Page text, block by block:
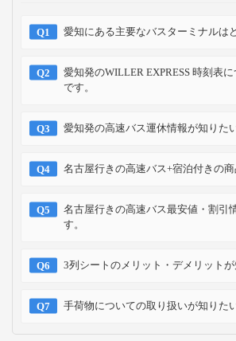
愛知にある主要なバスターミナルは
愛知発のWILLER EXPRESS 時刻表
です。
愛知発の高速バス運休情報が知りた
名古屋行きの高速バス+宿泊付きの
名古屋行きの高速バス最安値・割引
す。
3列シートのメリット・デメリットが
手荷物についての取り扱いが知りた